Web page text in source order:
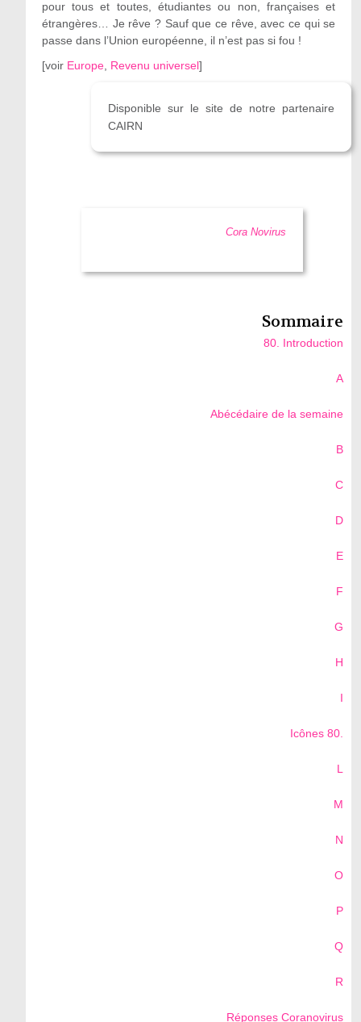
pour tous et toutes, étudiantes ou non, françaises et
étrangères… Je rêve ? Sauf que ce rêve, avec ce qui se
passe dans l’Union européenne, il n’est pas si fou !
[voir Europe, Revenu universel]
Disponible sur le site de notre partenaire
CAIRN
Cora Novirus
Sommaire
80. Introduction
A
Abécédaire de la semaine
B
C
D
E
F
G
H
I
Icônes 80.
L
M
N
O
P
Q
R
Réponses Coranovirus